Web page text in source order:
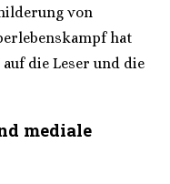
von
hat
die Leser und die
mediale